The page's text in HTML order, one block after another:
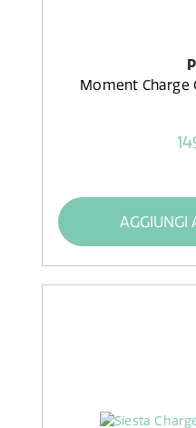
Moment Charge
AGGIUNGI